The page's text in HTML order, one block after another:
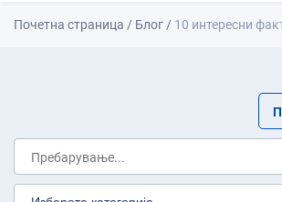
Почетна страница / Блог / 10 интересни